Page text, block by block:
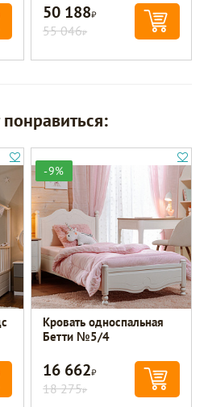
50 188Р
55 046Р
-9%
Кровать односпальная
Бетти №5/4
16 662Р
18 275Р